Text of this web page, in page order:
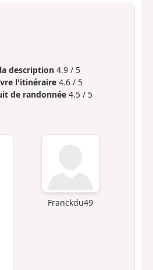
description 4.9 / 5
l'itinéraire 4.6 / 5
de randonnée 4.5 / 5
Franckdu49